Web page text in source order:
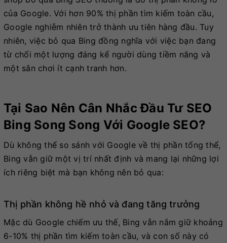
của Google. Với hơn 90% thị phần tìm kiếm toàn cầu,
Google nghiễm nhiên trở thành ưu tiên hàng đầu. Tuy
nhiên, việc bỏ qua Bing đồng nghĩa với việc bạn đang
từ chối một lượng đáng kể người dùng tiềm năng và
một sân chơi ít cạnh tranh hơn.
Tại Sao Nên Cân Nhắc Đầu Tư SEO
Bing Song Song Với Google SEO?
Dù không thể so sánh với Google về thị phần tổng thể,
Bing vẫn giữ một vị trí nhất định và mang lại những lợi
ích riêng biệt mà bạn không nên bỏ qua:
Thị phần không hề nhỏ và đang tăng trưởng
Mặc dù Google chiếm ưu thế, Bing vẫn nắm giữ khoảng
6-10% thị phần tìm kiếm toàn cầu, và con số này có